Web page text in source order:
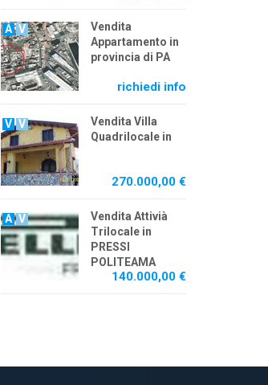
A V
Vendita
Appartamento in
provincia di PA
richiedi info
V V
Vendita Villa
Quadrilocale in
270.000,00 €
A V
Vendita Attivià
Trilocale in
PRESSI
POLITEAMA
140.000,00 €